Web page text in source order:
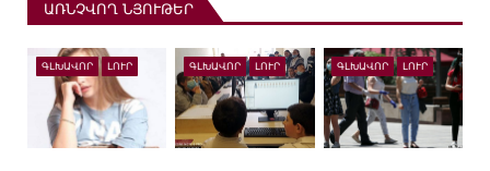
ԱՌՆՉՎՈՂ ՆՅՈՒԹԵՐ
ԳԼԽԱՎՈՐ ԼՈՒՐ ԳԼԽԱՎՈՐ ԼՈՒՐ ԳԼԽԱՎՈՐ ԼՈՒՐ